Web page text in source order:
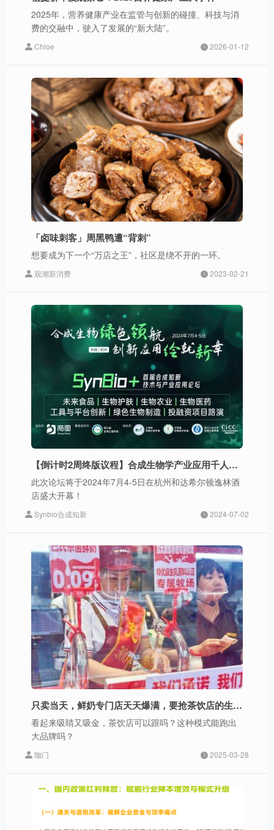
2025年，营养健康产业在监管与创新的碰撞、科技与消
费的交融中，驶入了发展的“新大陆”。
Chloe 2026-01-12
「卤味刺客」周黑鸭遭“背刺”
想要成为下一个“万店之王”，社区是绕不开的一环。
观潮新消费 2023-02-21
【倒计时2周终版议程】合成生物学产业应用千人盛会SynBio+2024免费票限时派送中，7月4日杭州不见不散！
此次论坛将于2024年7月4-5日在杭州和达希尔顿逸林酒
店盛大开幕！
Synbio合成知新 2024-07-02
只卖当天，鲜奶专门店天天爆满，要抢茶饮店的生意?
看起来吸睛又吸金，茶饮店可以跟吗？这种模式能跑出
大品牌吗？
咖门 2025-03-28